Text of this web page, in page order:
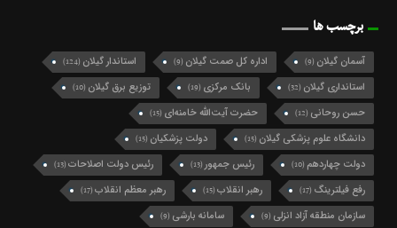
برچسب ها
آسمان گیلان (9) اداره کل صمت گیلان (9) استاندار گیلان (124)
استانداری گیلان (32) بانک مرکزی (19) توزیع برق گیلان (10)
حسن روحانی (12) حضرت آیت‌الله خامنه‌ای (15)
دانشگاه علوم پزشکی گیلان (15) دولت پزشکیان (15)
دولت چهاردهم (10) رئیس جمهور(13) رئیس دولت اصلاحات(13)
رفع فیلترینگ (17) رهبر انقلاب(15) رهبر معظم انقلاب(17)
سازمان منطقه آزاد انزلی (9) سامانه بارشی (9)